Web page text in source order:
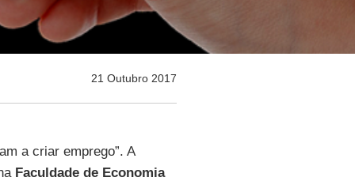
21 Outubro 2017
a criar emprego”. A
Faculdade de Economia